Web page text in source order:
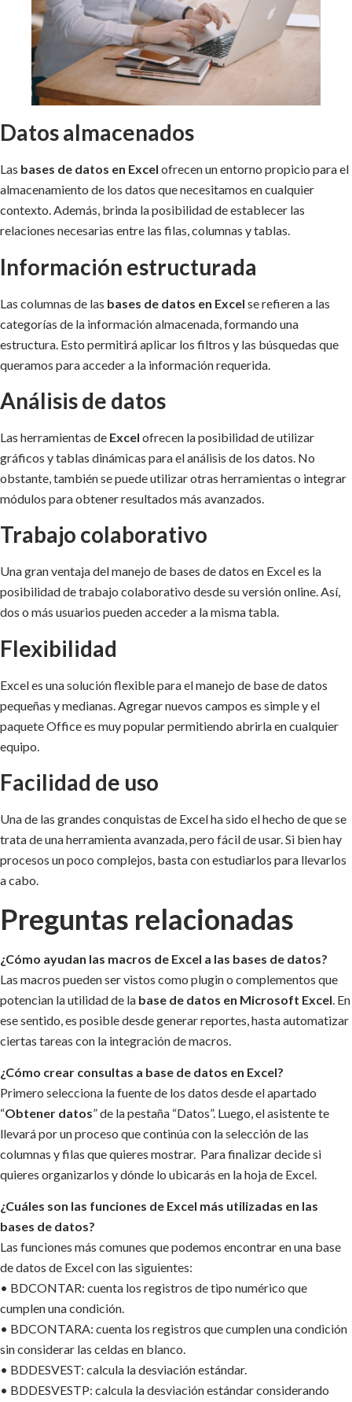
Datos almacenados
Las bases de datos en Excel ofrecen un entorno propicio para el
almacenamiento de los datos que necesitamos en cualquier
contexto. Además, brinda la posibilidad de establecer las
relaciones necesarias entre las filas, columnas y tablas.
Información estructurada
Las columnas de las bases de datos en Excel se refieren a las
categorías de la información almacenada, formando una
estructura. Esto permitirá aplicar los filtros y las búsquedas que
queramos para acceder a la información requerida.
Análisis de datos
Las herramientas de Excel ofrecen la posibilidad de utilizar
gráficos y tablas dinámicas para el análisis de los datos. No
obstante, también se puede utilizar otras herramientas o integrar
módulos para obtener resultados más avanzados.
Trabajo colaborativo
Una gran ventaja del manejo de bases de datos en Excel es la
posibilidad de trabajo colaborativo desde su versión online. Así,
dos o más usuarios pueden acceder a la misma tabla.
Flexibilidad
Excel es una solución flexible para el manejo de base de datos
pequeñas y medianas. Agregar nuevos campos es simple y el
paquete Office es muy popular permitiendo abrirla en cualquier
equipo.
Facilidad de uso
Una de las grandes conquistas de Excel ha sido el hecho de que se
trata de una herramienta avanzada, pero fácil de usar. Si bien hay
procesos un poco complejos, basta con estudiarlos para llevarlos
a cabo.
Preguntas relacionadas
¿Cómo ayudan las macros de Excel a las bases de datos?
Las macros pueden ser vistos como plugin o complementos que
potencian la utilidad de la base de datos en Microsoft Excel . En
ese sentido, es posible desde generar reportes, hasta automatizar
ciertas tareas con la integración de macros.
¿Cómo crear consultas a base de datos en Excel?
Primero selecciona la fuente de los datos desde el apartado
“Obtener datos” de la pestaña “Datos”. Luego, el asistente te
llevará por un proceso que continúa con la selección de las
columnas y filas que quieres mostrar. Para finalizar decide si
quieres organizarlos y dónde lo ubicarás en la hoja de Excel.
¿Cuáles son las funciones de Excel más utilizadas en las
bases de datos?
Las funciones más comunes que podemos encontrar en una base
de datos de Excel con las siguientes:
• BDCONTAR: cuenta los registros de tipo numérico que
cumplen una condición.
• BDCONTARA: cuenta los registros que cumplen una condición
sin considerar las celdas en blanco.
• BDDESVEST: calcula la desviación estándar.
• BDDESVESTP: calcula la desviación estándar considerando